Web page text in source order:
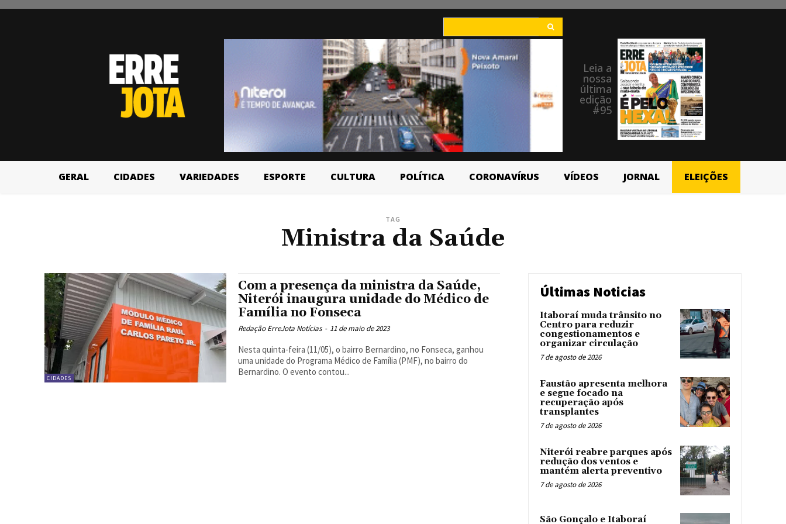
Leia a
nossa
última
edição
#95
GERAL CIDADES VARIEDADES ESPORTE CULTURA POLÍTICA CORONAVÍRUS VÍDEOS JORNAL ELEIÇÕES
TAG
Ministra da Saúde
CIDADES
Com a presença da ministra da Saúde,
Niterói inaugura unidade do Médico de
Família no Fonseca
Redação ErreJota Notícias - 11 de maio de 2023
Nesta quinta-feira (11/05), o bairro Bernardino, no Fonseca, ganhou
uma unidade do Programa Médico de Família (PMF), no bairro do
Bernardino. O evento contou...
Últimas Noticias
Itaboraí muda trânsito no
Centro para reduzir
congestionamentos e
organizar circulação
7 de agosto de 2026
Faustão apresenta melhora
e segue focado na
recuperação após
transplantes
7 de agosto de 2026
Niterói reabre parques após
redução dos ventos e
mantém alerta preventivo
7 de agosto de 2026
São Gonçalo e Itaboraí